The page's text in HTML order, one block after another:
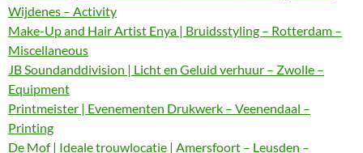
Wijdenes – Activity
Make-Up and Hair Artist Enya | Bruidsstyling – Rotterdam –
Miscellaneous
JB Soundanddivision | Licht en Geluid verhuur – Zwolle –
Equipment
Printmeister | Evenementen Drukwerk – Veenendaal –
Printing
De Mof | Ideale trouwlocatie | Amersfoort – Leusden –